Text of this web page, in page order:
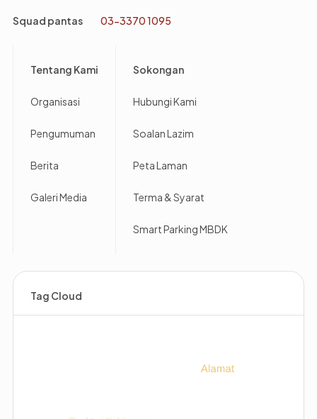
Squad pantas 03-3370 1095
Tentang Kami
Organisasi
Pengumuman
Berita
Galeri Media
Sokongan
Hubungi Kami
Soalan Lazim
Peta Laman
Terma & Syarat
Smart Parking MBDK
Tag Cloud